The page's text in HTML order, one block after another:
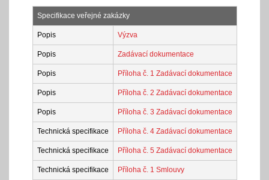
Specifikace veřejné zakázky
Popis Výzva
Popis Zadávací dokumentace
Popis Příloha č. 1 Zadávací dokumentace
Popis Příloha č. 2 Zadávací dokumentace
Popis Příloha č. 3 Zadávací dokumentace
Technická specifikace Příloha č. 4 Zadávací dokumentace
Technická specifikace Příloha č. 5 Zadávací dokumentace
Technická specifikace Příloha č. 1 Smlouvy